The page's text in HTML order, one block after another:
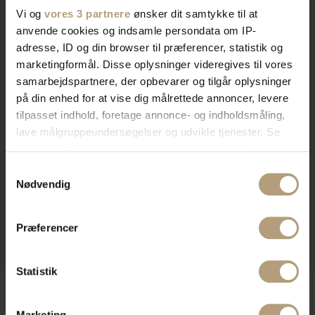
Vi og vores 3 partnere ønsker dit samtykke til at
anvende cookies og indsamle persondata om IP-
adresse, ID og din browser til præferencer, statistik og
marketingformål. Disse oplysninger videregives til vores
samarbejdspartnere, der opbevarer og tilgår oplysninger
på din enhed for at vise dig målrettede annoncer, levere
tilpasset indhold, foretage annonce- og indholdsmåling,
lave målgruppeundersøgelser og udvikle tjenester. Se
tilbage eller ændre indstillinger fra vores
"Cookiedeklaration", eller ved at trykke på "Privacy
Indsamle præcise oplysninger om din placering,
dens unikke karakteristika (fingerprinting)
Nødvendig
Præferencer
Statistik